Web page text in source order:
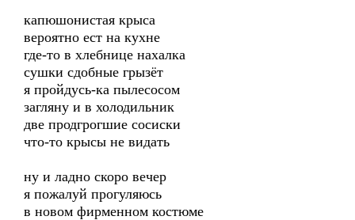
капюшонистая крыса
вероятно ест на кухне
где-то в хлебнице нахалка
сушки сдобные грызёт
я пройдусь-ка пылесосом
загляну и в холодильник
две продгрогшие сосиски
что-то крысы не видать
ну и ладно скоро вечер
я пожалуй прогуляюсь
в новом фирменном костюме